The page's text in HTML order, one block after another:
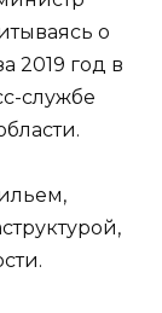
о
2019 год в
службе